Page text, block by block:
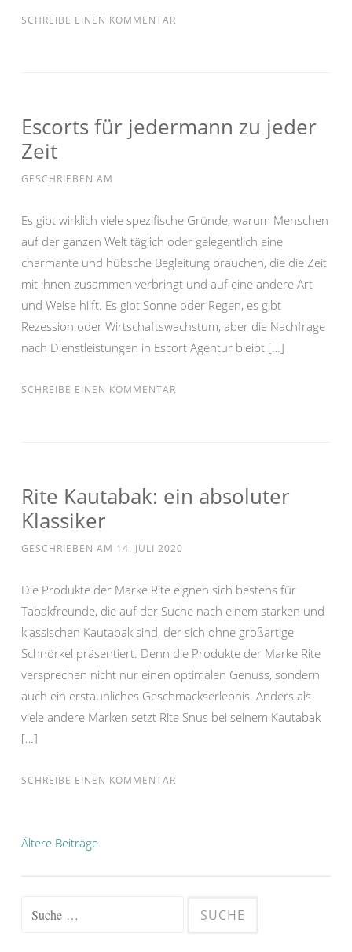
SCHREIBE EINEN KOMMENTAR
Escorts für jedermann zu jeder
Zeit
GESCHRIEBEN AM
Es gibt wirklich viele spezifische Gründe, warum Menschen
auf der ganzen Welt täglich oder gelegentlich eine
charmante und hübsche Begleitung brauchen, die die Zeit
mit ihnen zusammen verbringt und auf eine andere Art
und Weise hilft. Es gibt Sonne oder Regen, es gibt
Rezession oder Wirtschaftswachstum, aber die Nachfrage
nach Dienstleistungen in Escort Agentur bleibt […]
SCHREIBE EINEN KOMMENTAR
Rite Kautabak: ein absoluter
Klassiker
GESCHRIEBEN AM 14. JULI 2020
Die Produkte der Marke Rite eignen sich bestens für
Tabakfreunde, die auf der Suche nach einem starken und
klassischen Kautabak sind, der sich ohne großartige
Schnörkel präsentiert. Denn die Produkte der Marke Rite
versprechen nicht nur einen optimalen Genuss, sondern
auch ein erstaunliches Geschmackserlebnis. Anders als
viele andere Marken setzt Rite Snus bei seinem Kautabak
[…]
SCHREIBE EINEN KOMMENTAR
Beitragsnavigation
Ältere Beiträge
Suche